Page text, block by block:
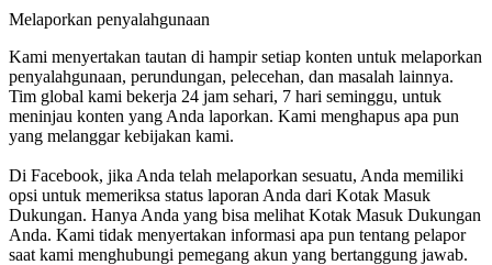
Melaporkan penyalahgunaan
Kami menyertakan tautan di hampir setiap konten untuk melaporkan
penyalahgunaan, perundungan, pelecehan, dan masalah lainnya.
Tim global kami bekerja 24 jam sehari, 7 hari seminggu, untuk
meninjau konten yang Anda laporkan. Kami menghapus apa pun
yang melanggar kebijakan kami.
Di Facebook, jika Anda telah melaporkan sesuatu, Anda memiliki
opsi untuk memeriksa status laporan Anda dari Kotak Masuk
Dukungan. Hanya Anda yang bisa melihat Kotak Masuk Dukungan
Anda. Kami tidak menyertakan informasi apa pun tentang pelapor
saat kami menghubungi pemegang akun yang bertanggung jawab.